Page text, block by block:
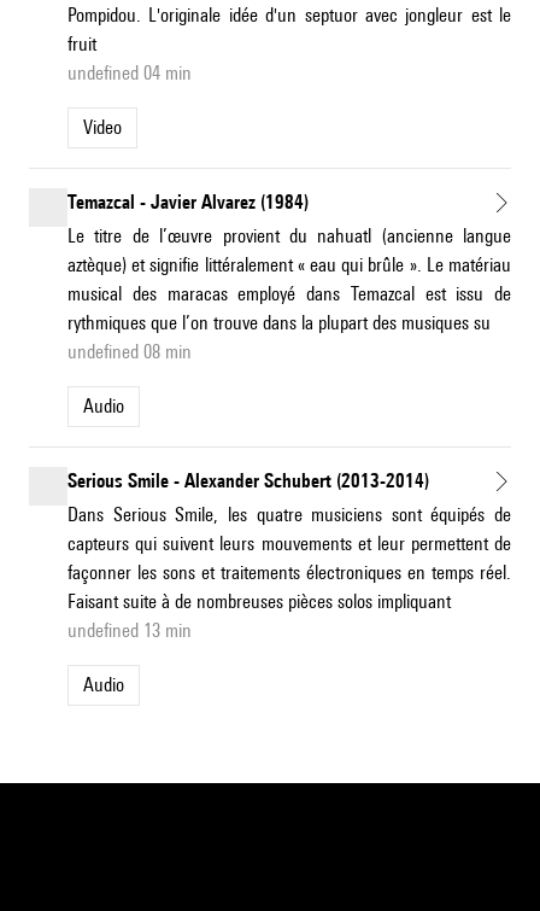
Pompidou. L'originale idée d'un septuor avec jongleur est le
fruit
undefined 04 min
Video
Temazcal - Javier Alvarez (1984)
Le titre de l’œuvre provient du nahuatl (ancienne langue
aztèque) et signifie littéralement « eau qui brûle ». Le matériau
musical des maracas employé dans Temazcal est issu de
rythmiques que l’on trouve dans la plupart des musiques su
undefined 08 min
Audio
Serious Smile - Alexander Schubert (2013-2014)
Dans Serious Smile, les quatre musiciens sont équipés de
capteurs qui suivent leurs mouvements et leur permettent de
façonner les sons et traitements électroniques en temps réel.
Faisant suite à de nombreuses pièces solos impliquant
undefined 13 min
Audio